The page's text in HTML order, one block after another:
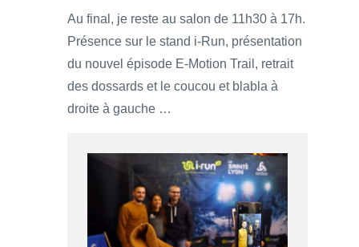
Au final, je reste au salon de 11h30 à 17h.
Présence sur le stand i-Run, présentation
du nouvel épisode E-Motion Trail, retrait
des dossards et le coucou et blabla à
droite à gauche …